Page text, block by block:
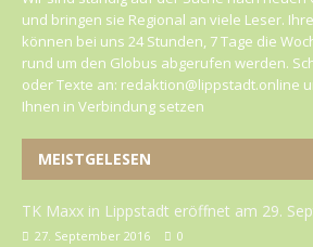
und bringen sie Regional an viele Leser.
können bei uns 24 Stunden, 7 Tage die
rund um den Globus abgerufen werden.
oder Texte an: redaktion@lippstadt.online
Ihnen in Verbindung setzen
MEISTGELESEN
TK Maxx in Lippstadt eröffnet am 29.
27. September 2016 0